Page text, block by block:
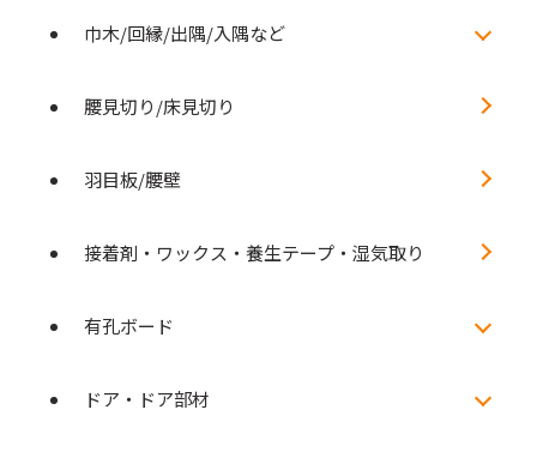
巾木/回縁/出隅/入隅など
腰見切り/床見切り
羽目板/腰壁
接着剤・ワックス・養生テープ・湿気取り
有孔ボード
ドア・ドア部材